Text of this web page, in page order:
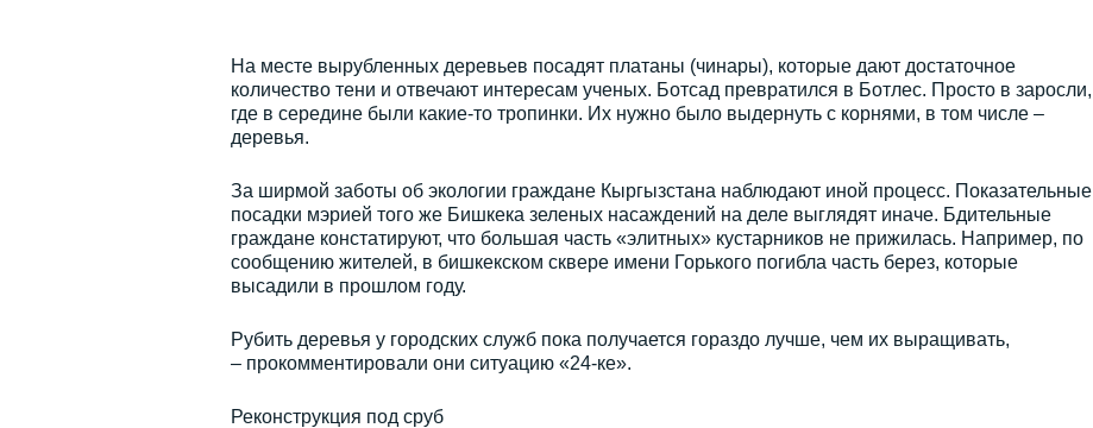
На месте вырубленных деревьев посадят платаны (чинары), которые дают достаточное
количество тени и отвечают интересам ученых. Ботсад превратился в Ботлес. Просто в заросли,
где в середине были какие-то тропинки. Их нужно было выдернуть с корнями, в том числе –
деревья.
За ширмой заботы об экологии граждане Кыргызстана наблюдают иной процесс. Показательные
посадки мэрией того же Бишкека зеленых насаждений на деле выглядят иначе. Бдительные
граждане констатируют, что большая часть «элитных» кустарников не прижилась. Например, по
сообщению жителей, в бишкекском сквере имени Горького погибла часть берез, которые
высадили в прошлом году.
Рубить деревья у городских служб пока получается гораздо лучше, чем их выращивать,
– прокомментировали они ситуацию «24-ке».
Реконструкция под сруб